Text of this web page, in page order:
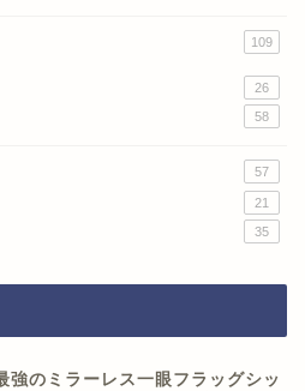
109
26
58
57
21
35
強のミラーレス一眼フラッグシッ